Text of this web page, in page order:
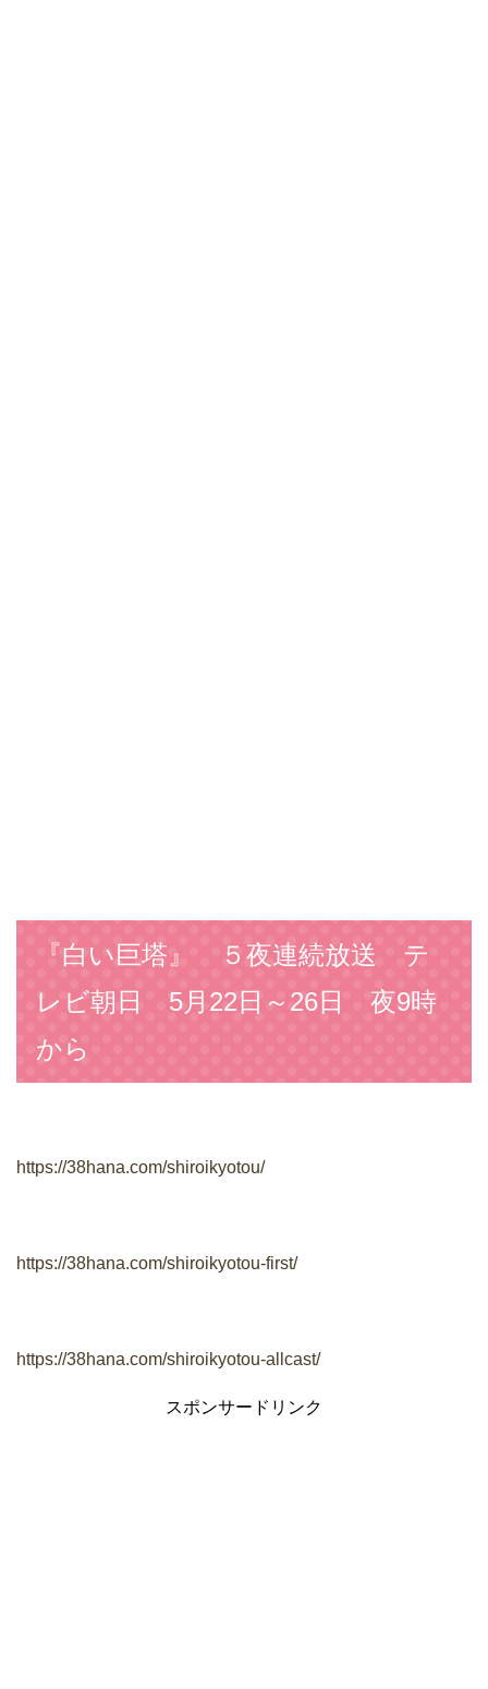
『白い巨塔』 ５夜連続放送 テ
レビ朝日 5月22日～26日 夜9時
から
https://38hana.com/shiroikyotou/
https://38hana.com/shiroikyotou-first/
https://38hana.com/shiroikyotou-allcast/
スポンサードリンク